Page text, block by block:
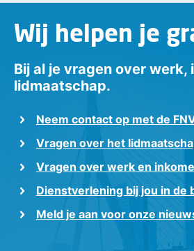
Wij helpen je
Bij al je vragen over werk,
lidmaatschap.
Neem contact op met de
Vragen over het
Vragen over werk en
Dienstverlening bij jou in de
Meld je aan voor onze